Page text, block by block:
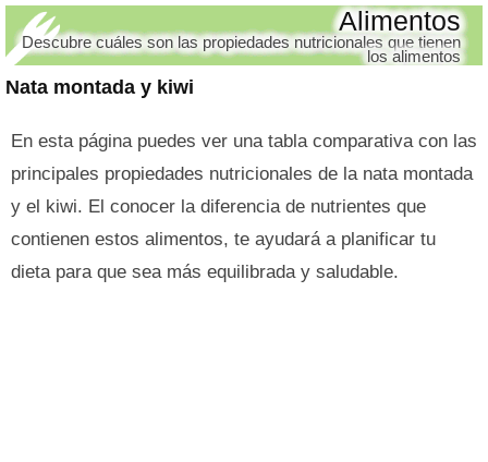
Nata montada y kiwi
Alimentos
Descubre cuáles son las propiedades nutricionales que tienen
los alimentos
En esta página puedes ver una tabla comparativa con las
principales propiedades nutricionales de la nata montada
y el kiwi. El conocer la diferencia de nutrientes que
contienen estos alimentos, te ayudará a planificar tu
dieta para que sea más equilibrada y saludable.